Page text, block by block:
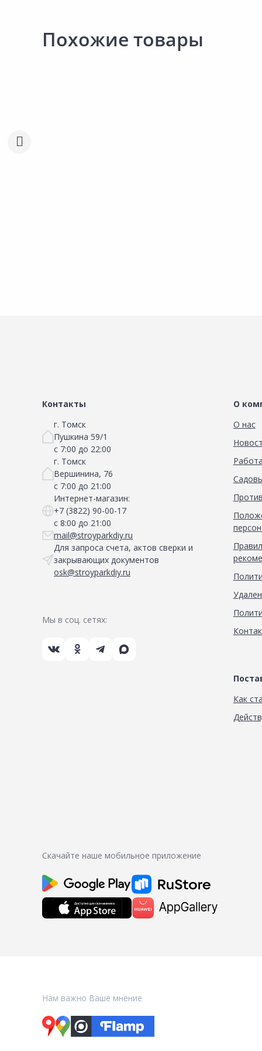
Похожие товары
Контакты
г. Томск
Пушкина 59/1
с 7:00 до 22:00
г. Томск
Вершинина, 76
с 7:00 до 21:00
Интернет-магазин:
+7 (3822) 90-00-17
с 8:00 до 21:00
mail@stroyparkdiy.ru
Для запроса счета, актов сверки и
закрывающих документов
osk@stroyparkdiy.ru
Мы в соц. сетях:
О
О нас
Как
Скачайте наше мобильное приложение
Нам важно Ваше мнение